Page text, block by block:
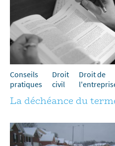
Conseils
pratiques
Droit
civil
Droit de
La déchéance du